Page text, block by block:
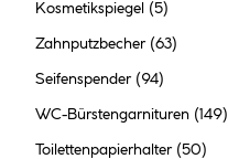
Kosmetikspiegel (5)
Zahnputzbecher (63)
Seifenspender (94)
WC-Bürstengarnituren (149)
Toilettenpapierhalter (50)